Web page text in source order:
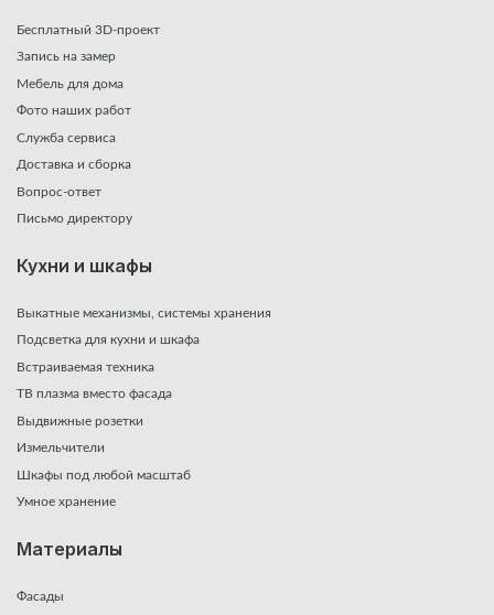
Бесплатный 3D-проект
Запись на замер
Мебель для дома
Фото наших работ
Служба сервиса
Доставка и сборка
Вопрос-ответ
Письмо директору
Кухни и шкафы
Выкатные механизмы, системы хранения
Подсветка для кухни и шкафа
Встраиваемая техника
ТВ плазма вместо фасада
Выдвижные розетки
Измельчители
Шкафы под любой масштаб
Умное хранение
Материалы
Фасады